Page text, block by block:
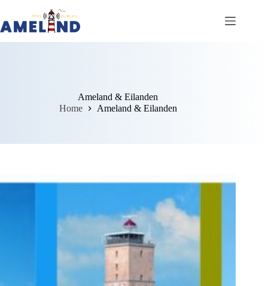
de
Ameland & Eilanden
Home
Ameland & Eilanden